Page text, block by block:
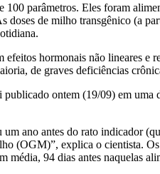
parâmetros. Eles foram
de milho transgênico (a
hormonais não lineares e
de graves deficiências
ontem (19/09) em
ano antes do rato indicador
(OGM)”, explica o cientista.
média, 94 dias antes naquelas